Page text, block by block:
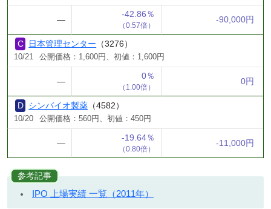
―
-42.86％
（0.57倍）
-90,000円
日本管理センター （3276）
10/21 公開価格：1,600円、初値：1,600円
―
0％
（1.00倍）
0円
シンバイオ製薬 （4582）
10/20 公開価格：560円、初値：450円
―
-19.64％
（0.80倍）
-11,000円
参考記事
IPO 上場実績 一覧（2011年）